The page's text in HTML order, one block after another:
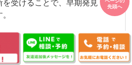
を受けることで、早期発見・早先頭へ